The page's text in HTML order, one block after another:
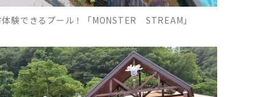
体験できるプール！「MONSTER STREAM」